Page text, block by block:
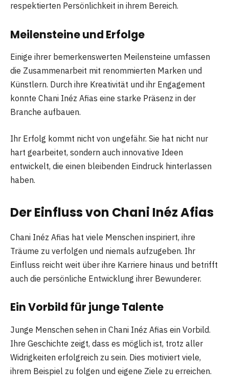
respektierten Persönlichkeit in ihrem Bereich.
Meilensteine und Erfolge
Einige ihrer bemerkenswerten Meilensteine umfassen
die Zusammenarbeit mit renommierten Marken und
Künstlern. Durch ihre Kreativität und ihr Engagement
konnte Chani Inéz Afias eine starke Präsenz in der
Branche aufbauen.
Ihr Erfolg kommt nicht von ungefähr. Sie hat nicht nur
hart gearbeitet, sondern auch innovative Ideen
entwickelt, die einen bleibenden Eindruck hinterlassen
haben.
Der Einfluss von Chani Inéz Afias
Chani Inéz Afias hat viele Menschen inspiriert, ihre
Träume zu verfolgen und niemals aufzugeben. Ihr
Einfluss reicht weit über ihre Karriere hinaus und betrifft
auch die persönliche Entwicklung ihrer Bewunderer.
Ein Vorbild für junge Talente
Junge Menschen sehen in Chani Inéz Afias ein Vorbild.
Ihre Geschichte zeigt, dass es möglich ist, trotz aller
Widrigkeiten erfolgreich zu sein. Dies motiviert viele,
ihrem Beispiel zu folgen und eigene Ziele zu erreichen.